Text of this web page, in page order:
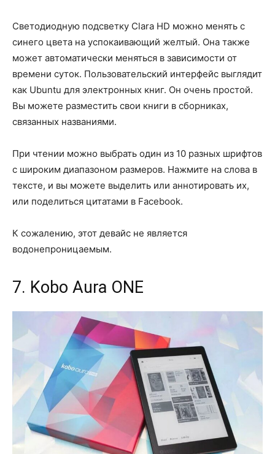
Светодиодную подсветку Clara HD можно менять с
синего цвета на успокаивающий желтый. Она также
может автоматически меняться в зависимости от
времени суток. Пользовательский интерфейс выглядит
как Ubuntu для электронных книг. Он очень простой.
Вы можете разместить свои книги в сборниках,
связанных названиями.
При чтении можно выбрать один из 10 разных шрифтов
с широким диапазоном размеров. Нажмите на слова в
тексте, и вы можете выделить или аннотировать их,
или поделиться цитатами в Facebook.
К сожалению, этот девайс не является
водонепроницаемым.
7. Kobo Aura ONE